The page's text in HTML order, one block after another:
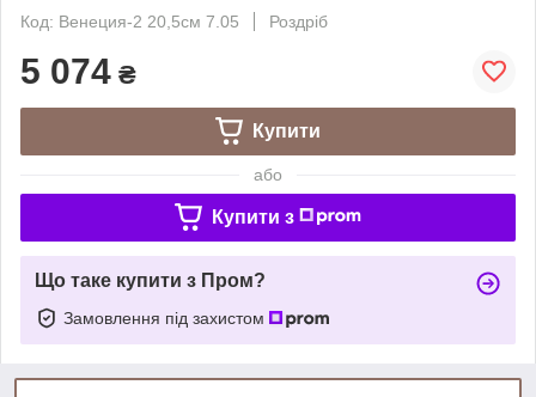
Код: Венеция-2 20,5см 7.05
Роздріб
5 074 ₴
Купити
або
Купити з
Що таке купити з Пром?
Замовлення під захистом